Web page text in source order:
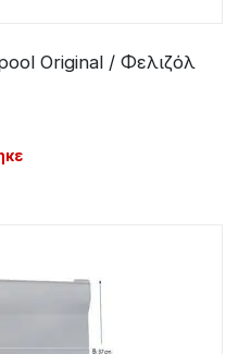
Original / Φελιζόλ